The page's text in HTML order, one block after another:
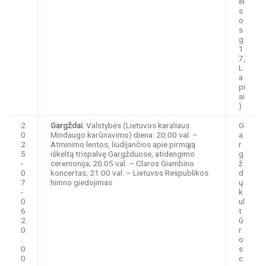
s
o
s
g.
1
7,
L
a
pi
ai
)
2
0
2
5
-
0
7
-
0
6
2
0
:
0
0
Gargždai. Valstybės (Lietuvos karaliaus
Mindaugo karūnavimo) diena: 20:00 val. –
Atminimo lentos, liudijančios apie pirmąją
iškeltą trispalvę Gargžduose, atidengimo
ceremonija; 20:05 val. – Claros Giambino
koncertas; 21:00 val. – Lietuvos Respublikos
himno giedojimas
G
a
r
g
ž
d
ų
k
ul
t
ū
r
o
s
c